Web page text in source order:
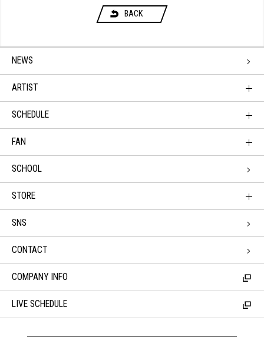
BACK
NEWS
ARTIST
SCHEDULE
FAN
SCHOOL
STORE
SNS
CONTACT
COMPANY INFO
LIVE SCHEDULE